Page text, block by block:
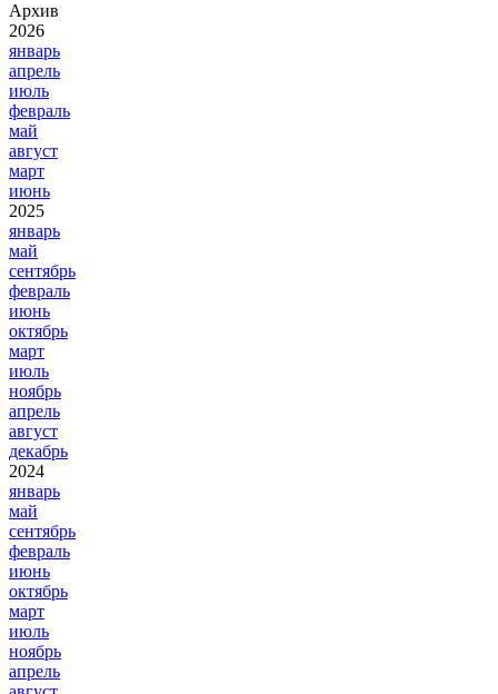
Архив
2026
январь
апрель
июль
февраль
май
август
март
июнь
2025
январь
май
сентябрь
февраль
июнь
октябрь
март
июль
ноябрь
апрель
август
декабрь
2024
январь
май
сентябрь
февраль
июнь
октябрь
март
июль
ноябрь
апрель